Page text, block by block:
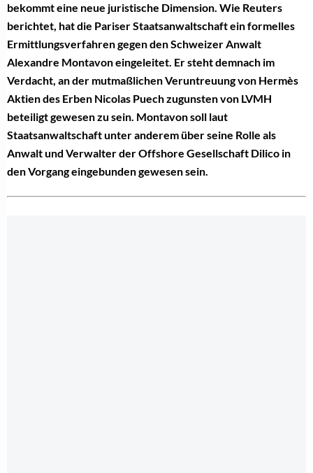
bekommt eine neue juristische Dimension. Wie Reuters
berichtet, hat die Pariser Staatsanwaltschaft ein formelles
Ermittlungsverfahren gegen den Schweizer Anwalt
Alexandre Montavon eingeleitet. Er steht demnach im
Verdacht, an der mutmaßlichen Veruntreuung von Hermès
Aktien des Erben Nicolas Puech zugunsten von LVMH
beteiligt gewesen zu sein. Montavon soll laut
Staatsanwaltschaft unter anderem über seine Rolle als
Anwalt und Verwalter der Offshore Gesellschaft Dilico in
den Vorgang eingebunden gewesen sein.